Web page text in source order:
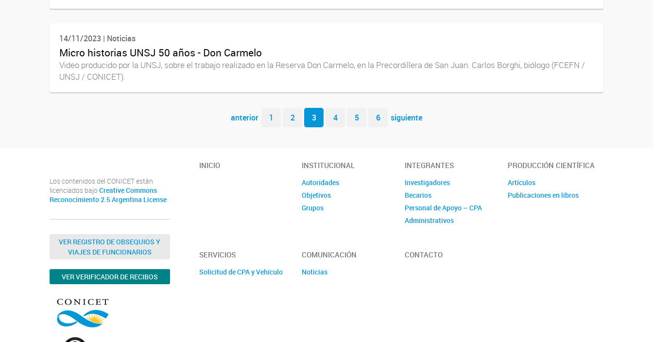
14/11/2023 | Noticias
Micro historias UNSJ 50 años - Don Carmelo
Video producido por la UNSJ, sobre el trabajo realizado en la Reserva Don Carmelo, en la Precordillera de San Juan. Carlos Borghi, biólogo (FCEFN /
UNSJ / CONICET).
anterior 1 2 3 4 5 6 siguiente
Los contenidos del CONICET están
licenciados bajo Creative Commons
Reconocimiento 2.5 Argentina License
VER REGISTRO DE OBSEQUIOS Y
VIAJES DE FUNCIONARIOS
VER VERIFICADOR DE RECIBOS
INICIO INSTITUCIONAL
Autoridades
Objetivos
Grupos
INTEGRANTES
Investigadores
Becarios
Personal de Apoyo – CPA
Administrativos
PRODUCCIÓN CIENTÍFICA
Artículos
Publicaciones en libros
SERVICIOS
Solicitud de CPA y Vehículo
COMUNICACIÓN
Noticias
CONTACTO